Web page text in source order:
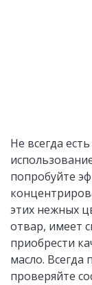
Не всегда
попробуйте
этих нежных
отвар, имеет
приобрести
масло. Всегда
проверяйте